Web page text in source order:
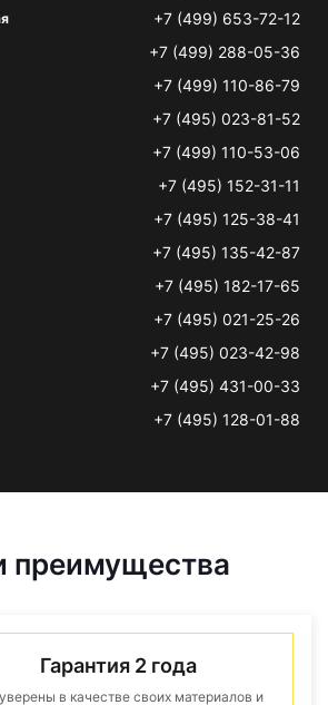
+7 (499) 653-72-12
+7 (499) 288-05-36
+7 (499) 110-86-79
+7 (495) 023-81-52
+7 (499) 110-53-06
+7 (495) 152-31-11
+7 (495) 125-38-41
+7 (495) 135-42-87
+7 (495) 182-17-65
+7 (495) 021-25-26
+7 (495) 023-42-98
+7 (495) 431-00-33
+7 (495) 128-01-88
преимущества
Гарантия 2 года
в качестве своих материалов и